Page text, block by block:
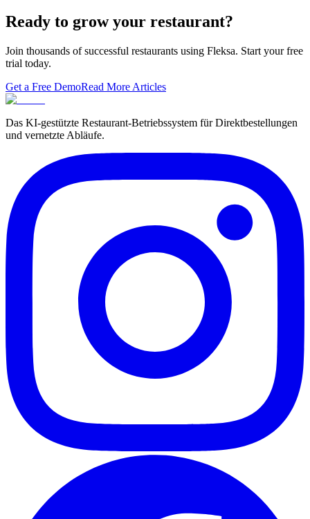
Ready to grow your restaurant?
Join thousands of successful restaurants using Fleksa. Start your free
trial today.
Get a Free DemoRead More Articles
Das KI-gestützte Restaurant-Betriebssystem für Direktbestellungen
und vernetzte Abläufe.